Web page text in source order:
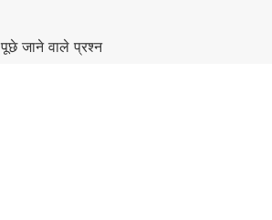
पूछे जाने वाले प्रश्न